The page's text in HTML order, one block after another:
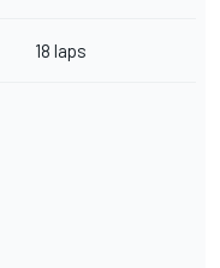
18 laps